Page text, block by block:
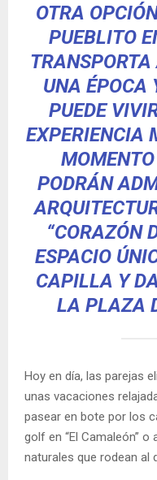
OTRA
PUEBLITO
TRANSPORTA
UNA ÉPOCA
PUEDE
EXPERIENCIA
PODRÁN
“CORAZÓN
ESPACIO
CAPILLA Y
LA PLAZA
Hoy en día, las parejas
unas vacaciones
pasear en bote por los
golf en “El Camaleón”
naturales que rodean al